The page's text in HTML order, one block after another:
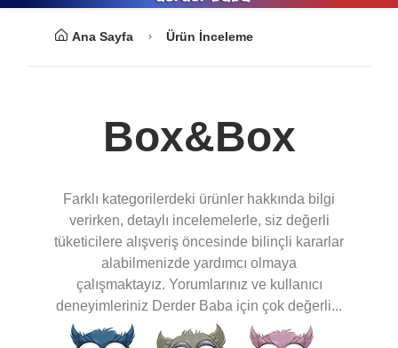
Ana Sayfa Ürün İnceleme
Box&Box
Farklı kategorilerdeki ürünler hakkında bilgi
verirken, detaylı incelemelerle, siz değerli
tüketicilere alışveriş öncesinde bilinçli kararlar
alabilmenizde yardımcı olmaya
çalışmaktayız. Yorumlarınız ve kullanıcı
deneyimleriniz Derder Baba için çok değerli...